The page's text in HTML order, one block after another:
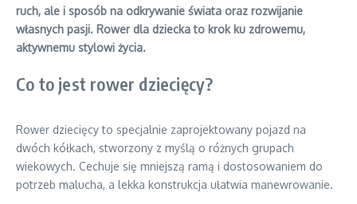
ruch, ale i sposób na odkrywanie świata oraz rozwijanie
własnych pasji. Rower dla dziecka to krok ku zdrowemu,
aktywnemu stylowi życia.
Co to jest rower dziecięcy?
Rower dziecięcy to specjalnie zaprojektowany pojazd na
dwóch kółkach, stworzony z myślą o różnych grupach
wiekowych. Cechuje się mniejszą ramą i dostosowaniem do
potrzeb malucha, a lekka konstrukcja ułatwia manewrowanie.